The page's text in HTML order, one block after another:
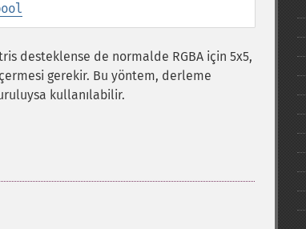
desteklense de normalde RGBA için 5x5,
gerekir. Bu yöntem, derleme
kullanılabilir.